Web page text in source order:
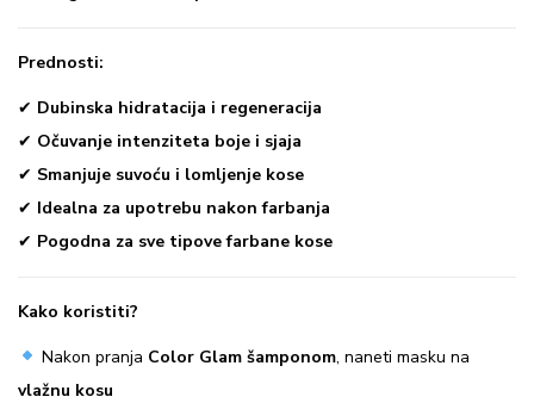
k
o
s
u
C
l
Prednosti:
✔ Dubinska hidratacija i regeneracija
✔ Očuvanje intenziteta boje i sjaja
✔ Smanjuje suvoću i lomljenje kose
✔ Idealna za upotrebu nakon farbanja
✔ Pogodna za sve tipove farbane kose
Kako koristiti?
Nakon pranja Color Glam šamponom, naneti masku na
vlažnu kosu